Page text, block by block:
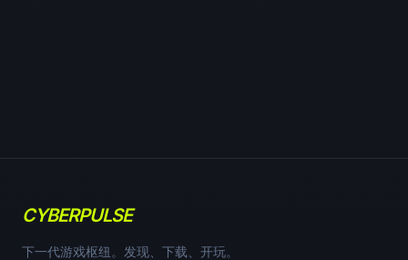
CYBERPULSE
下一代游戏枢纽。发现、下载、开玩。